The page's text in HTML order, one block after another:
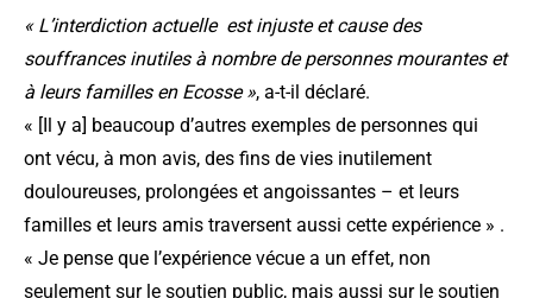
« L’interdiction actuelle est injuste et cause des
souffrances inutiles à nombre de personnes mourantes et
à leurs familles en Ecosse », a-t-il déclaré.
« [Il y a] beaucoup d’autres exemples de personnes qui
ont vécu, à mon avis, des fins de vies inutilement
douloureuses, prolongées et angoissantes – et leurs
familles et leurs amis traversent aussi cette expérience » .
« Je pense que l’expérience vécue a un effet, non
seulement sur le soutien public, mais aussi sur le soutien